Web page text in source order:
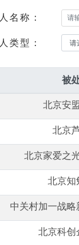
名称：
类型：
被
北京安
北京
北京家爱之
北京知
中关村加一战
北京科创